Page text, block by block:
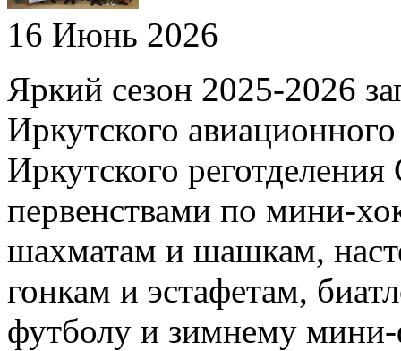
16 Июнь 2026
Яркий сезон 2025-2026
Иркутского
Иркутского
первенствами по мини-
шахматам и шашкам,
гонкам и эстафетам,
футболу и зимнему мини-